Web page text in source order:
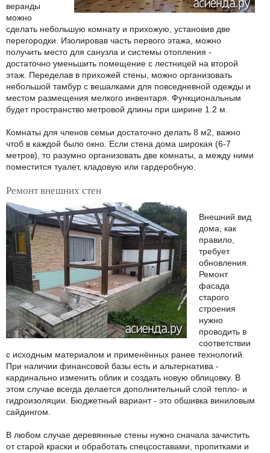
веранды
можно
сделать небольшую комнату и прихожую, установив две
перегородки. Изолировав часть первого этажа, можно
получить место для санузла и системы отопления -
достаточно уменьшить помещение с лестницей на второй
этаж. Переделав в прихожей стены, можно организовать
небольшой тамбур с вешалками для повседневной одежды и
местом размещения мелкого инвентаря. Функциональным
будет пространство метровой длины при ширине 1.2 м.
Комнаты для членов семьи достаточно делать 8 м2, важно
чтоб в каждой было окно. Если стена дома широкая (6-7
метров), то разумно организовать две комнаты, а между ними
поместится туалет, кладовую или гардеробную.
Ремонт внешних стен
Внешний вид
дома, как
правило,
требует
обновления.
Ремонт
фасада
старого
строения
нужно
проводить в
соответствии
с исходным материалом и применённых ранее технологий.
При наличии финансовой базы есть и альтернатива -
кардинально изменить облик и создать новую облицовку. В
этом случае всегда делается дополнительный слой тепло- и
гидроизоляции. Бюджетный вариант - это обшивка виниловым
сайдингом.
В любом случае деревянные стены нужно сначала зачистить
от старой краски и обработать спецсоставами, пропитками и